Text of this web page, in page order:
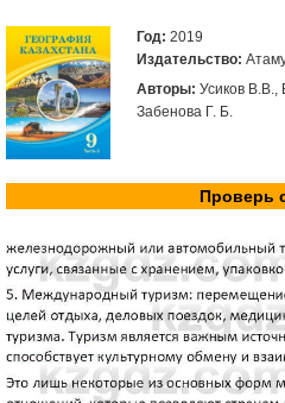
Год: 2019
Издательство:
Авторы: Усиков В.В.,
Забенова Г. Б.
Проверь